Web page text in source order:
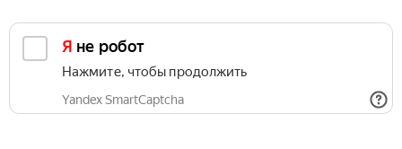
Я не робот
Нажмите, чтобы продолжить
Yandex SmartCaptcha